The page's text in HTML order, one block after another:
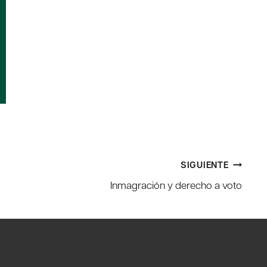
SIGUIENTE
Inmagración y derecho a voto